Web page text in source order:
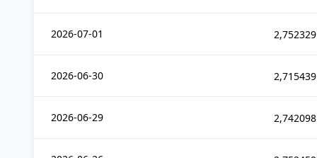
2026-07-01 2,752329
2026-06-30 2,715439
2026-06-29 2,742098